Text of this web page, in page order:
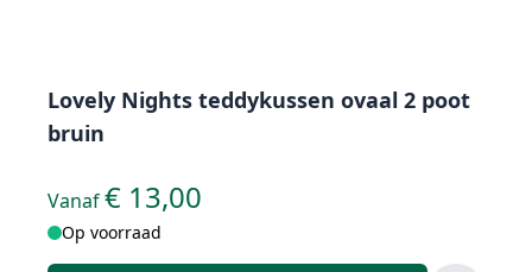
Lovely Nights teddykussen ovaal 2 poot
bruin
Vanaf€ 13,00
Op voorraad